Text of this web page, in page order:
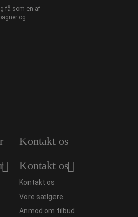
få som en af
og
Kontakt os
Kontakt os
Kontakt os
Vore sælgere
Anmod om tilbud